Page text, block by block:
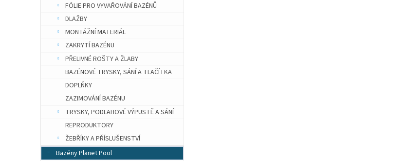
FÓLIE PRO VYVAŘOVÁNÍ BAZÉNŮ
DLAŽBY
MONTÁŽNÍ MATERIÁL
ZAKRYTÍ BAZÉNU
PŘELIVNÉ ROŠTY A ŽLABY
BAZÉNOVÉ TRYSKY, SÁNÍ A TLAČÍTKA
DOPLŇKY
ZAZIMOVÁNÍ BAZÉNU
TRYSKY, PODLAHOVÉ VÝPUSTĚ A SÁNÍ
REPRODUKTORY
ŽEBŘÍKY A PŘÍSLUŠENSTVÍ
Bazény Planet Pool